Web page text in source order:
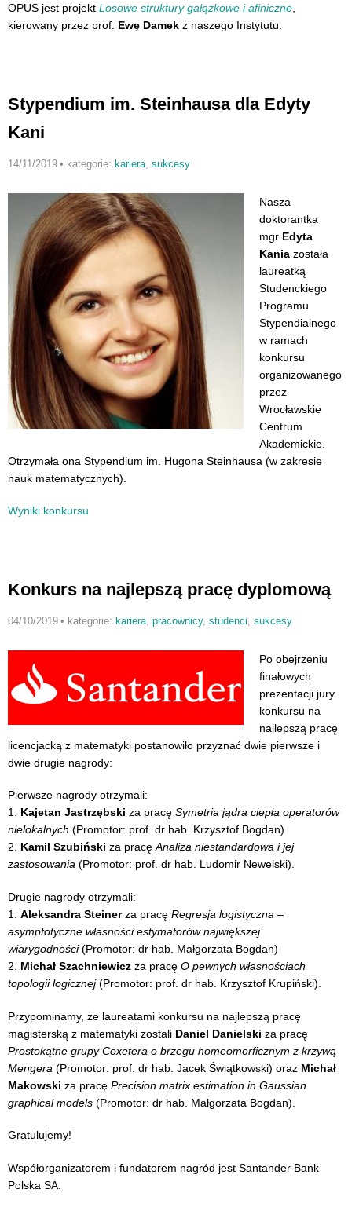
OPUS jest projekt Losowe struktury gałązkowe i afiniczne
kierowany przez prof. Ewę Damek z naszego Instytutu.
Stypendium im. Steinhausa dla Edyty
Kani
14/11/2019 • kategorie: kariera, sukcesy
Nasza
doktorantka
mgr Edyta
Kania została
laureatką
Studenckiego
Programu
Stypendialnego
w ramach
konkursu
organizowanego
przez
Wrocławskie
Centrum
Akademickie.
Otrzymała ona Stypendium im. Hugona Steinhausa (w zakresie
nauk matematycznych).
Wyniki konkursu
Konkurs na najlepszą pracę dyplomową
04/10/2019 • kategorie: kariera, pracownicy, studenci sukcesy
Po obejrzeniu
finałowych
prezentacji jury
konkursu na
najlepszą pracę
licencjacką z matematyki postanowiło przyznać dwie pierwsze i
dwie drugie nagrody:
Pierwsze nagrody otrzymali:
1. Kajetan Jastrzębski za pracę Symetria jądra ciepła operatorów
nielokalnych (Promotor: prof. dr hab. Krzysztof Bogdan)
2. Kamil Szubiński za pracęAnaliza niestandardowa i jej
zastosowania (Promotor: prof. dr hab. Ludomir Newelski).
Drugie nagrody otrzymali:
1. Aleksandra Steinerza pracę Regresja logistyczna –
asymptotyczne własności estymatorów największej
wiarygodności(Promotor: dr hab. Małgorzata Bogdan)
2. Michał Szachniewicz za pracę O pewnych własnościach
topologii logicznej(Promotor: prof. dr hab. Krzysztof Krupiński).
Przypominamy, że laureatami konkursu na najlepszą pracę
magisterską z matematyki zostali Daniel Danielski za pracę
Prostokątne grupy Coxetera o brzegu homeomorficznym z krzywą
Mengera (Promotor: prof. dr hab. Jacek Świątkowski) oraz Michał
Makowski za pracę Precision matrix estimation in Gaussian
graphical models (Promotor: dr hab. Małgorzata Bogdan).
Gratulujemy!
Współorganizatorem i fundatorem nagród jest Santander Bank
Polska SA.